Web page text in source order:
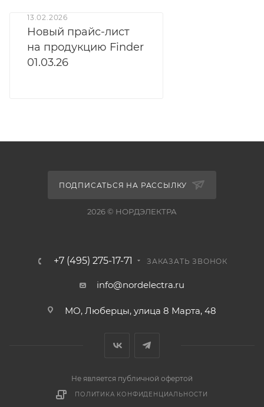
13.02.2026
Новый прайс-лист
на продукцию Finder
01.03.26
ПОДПИСАТЬСЯ НА РАССЫЛКУ
2026 © НОРДЭЛЕКТРА
+7 (495) 275-17-71 ЗАКАЗАТЬ ЗВОНОК
info@nordelectra.ru
МО, Люберцы, улица 8 Марта, 48
Не является публичной офертой
ПОЛИТИКА КОНФИДЕНЦИАЛЬНОСТИ